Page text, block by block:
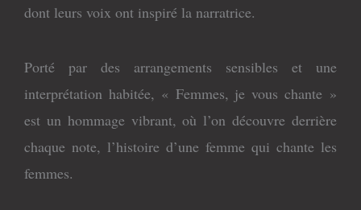
dont leurs voix ont inspiré la narratrice.
Porté par des arrangements sensibles et une
interprétation habitée, « Femmes, je vous chante »
est un hommage vibrant, où l’on découvre derrière
chaque note, l’histoire d’une femme qui chante les
femmes.